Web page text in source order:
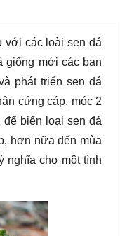
với các loài sen đá
giống mới các bạn
phát triển sen đá
cứng cáp, móc 2
biến loại sen đá
hơn nữa đến mùa
nghĩa cho một tình